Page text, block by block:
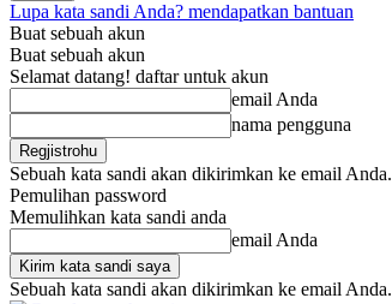
Lupa kata sandi Anda? mendapatkan bantuan
Buat sebuah akun
Buat sebuah akun
Selamat datang! daftar untuk akun
email Anda
nama pengguna
Sebuah kata sandi akan dikirimkan ke email Anda.
Pemulihan password
Memulihkan kata sandi anda
email Anda
Sebuah kata sandi akan dikirimkan ke email Anda.